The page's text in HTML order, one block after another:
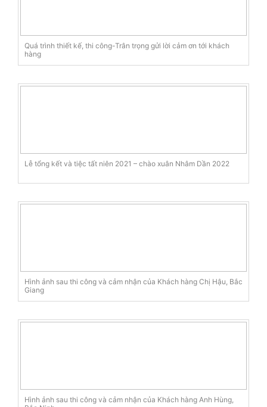
Quá trình thiết kế, thi công-Trân trọng gửi lời cảm ơn tới khách
hàng
Lễ tổng kết và tiệc tất niên 2021 – chào xuân Nhâm Dần 2022
Hình ảnh sau thi công và cảm nhận của Khách hàng Chị Hậu, Bắc
Giang
Hình ảnh sau thi công và cảm nhận của Khách hàng Anh Hùng,